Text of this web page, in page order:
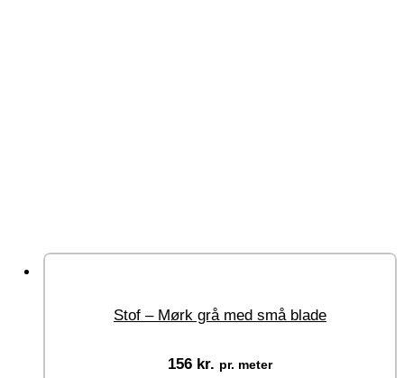
Stof – Mørk grå med små blade
156 kr. pr. meter